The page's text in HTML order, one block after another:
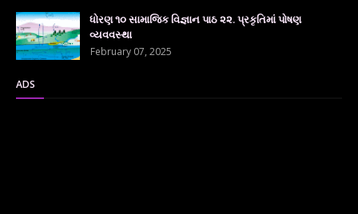
ધોરણ ૧૦ સામાજિક વિજ્ઞાન પાઠ ૨૨. પ્રકૃતિમાં પોષણ
વ્યવવસ્થા
February 07, 2025
ADS